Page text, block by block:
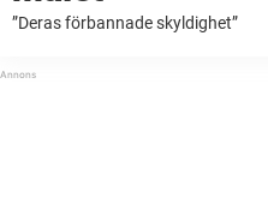
”Deras förbannade skyldighet”